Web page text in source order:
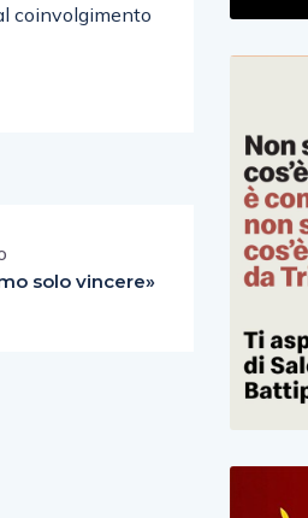
coinvolgimento
solo vincere»